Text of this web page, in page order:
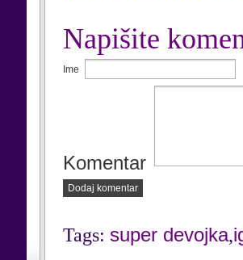
Napišite
Ime
Komentar
Dodaj komentar
Tags: super devojka,